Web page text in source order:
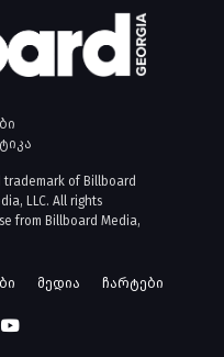
trademark of Billboard
LLC. All rights
from Billboard Media,
მედია ჩარტები